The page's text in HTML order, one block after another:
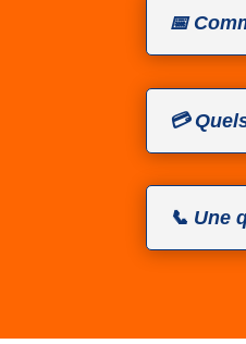
📅
💳
📞 Une